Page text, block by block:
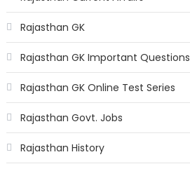
Rajasthan GK
Rajasthan GK Important Questions
Rajasthan GK Online Test Series
Rajasthan Govt. Jobs
Rajasthan History